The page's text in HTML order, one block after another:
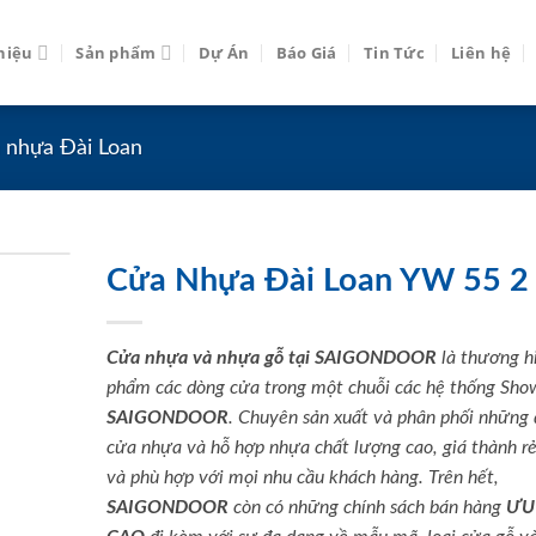
Sản phẩm Dự Án Báo Giá Tin Tức Liên hệ
nhựa Đài Loan
Cửa Nhựa Đài Loan YW 55 2
Cửa nhựa và nhựa gỗ tại SAIGONDOOR là thương
phẩm các dòng cửa trong một chuỗi các hệ thống
SAIGONDOOR. Chuyên sản xuất và phân phối những
cửa nhựa và hỗ hợp nhựa chất lượng cao, giá thành
và phù hợp với mọi nhu cầu khách hàng. Trên hết,
SAIGONDOOR còn có những chính sách bán hàng